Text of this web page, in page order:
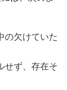
の欠けていた
せず、存在そ